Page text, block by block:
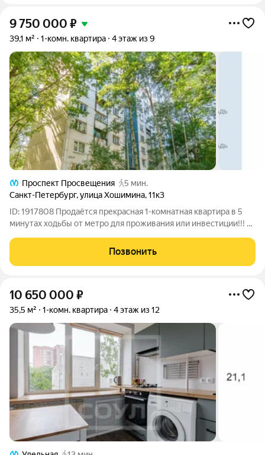
9 750 000 ₽
39,1 м² 1-комн. квартира 4 этаж из 9
Проспект Просвещения
5 мин.
Санкт-Петербург,улица Хошимина,11к3
ID: 1917808 Продаётся прекрасная 1-комнатная квартира в 5
минутах ходьбы от метро для проживания или инвестиции!!! 1
документы и история квартиры прозрачны !!! Отсутствие
обременений и долгов !!!
Позвонить
10 650 000 ₽
35,5 м² 1-комн. квартира 4 этаж из 12